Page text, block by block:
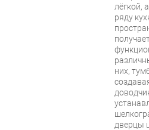
лёгкой,
ряду
них,
дверцы